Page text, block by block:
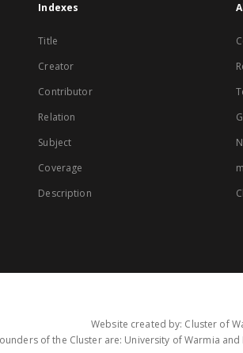
Indexes
Title
Creator
Contributor
Relation
Subject
Coverage
Description
Website created by: Cluster of
of the Cluster are: University of Warmia